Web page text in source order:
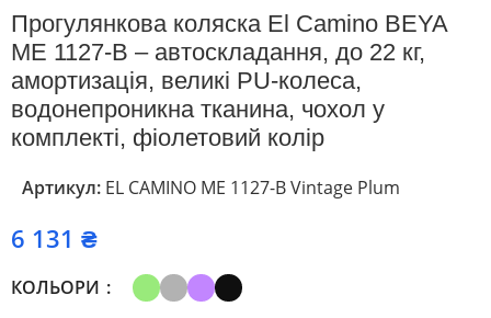
Прогулянкова коляска El Camino BEYA
ME 1127-B – автоскладання, до 22 кг,
амортизація, великі PU-колеса,
водонепроникна тканина, чохол у
комплекті, фіолетовий колір
Артикул: EL CAMINO ME 1127-B Vintage Plum
₴
КОЛЬОРИ